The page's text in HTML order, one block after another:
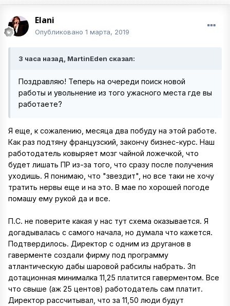
Elani
Опубликовано 1 марта, 2019
3 часа назад, MartinEden сказал:
Поздравляю! Теперь на очереди поиск новой
работы и увольнение из того ужасного места где вы
работаете?
Я еще, к сожалению, месяца два побуду на этой работе.
Как раз подтяну французский, закончу бизнес-курс. Наш
работодатель ковыряет мозг чайной ложечкой, что
будет лишать ПР из-за того, что сразу после получения
уходишь. Я понимаю, что "звездит", но все таки не хочу
тратить нервы еще и на это. В мае по хорошей погоде
помашу ему рукой да и все.
П.С. не поверите какая у нас тут схема оказывается. Я
догадывалась с самого начала, но думала что кажется.
Подтвердилось. Директор с одним из друганов в
гаверменте создали фирму под программу
атлантическую дабы шаровой рабсилы набрать. Зп
дотационная минималка 11,25 платится гаверментом. Все
что свыше (аж 25 центов) работодатель сам платит.
Директор рассчитывал, что за 11,50 люди будут